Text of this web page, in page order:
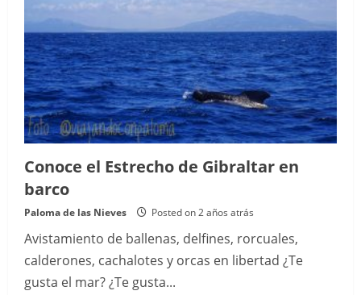
Conoce el Estrecho de Gibraltar en
barco
Paloma de las Nieves Posted on 2 años atrás
Avistamiento de ballenas, delfines, rorcuales,
calderones, cachalotes y orcas en libertad ¿Te
gusta el mar? ¿Te gusta...